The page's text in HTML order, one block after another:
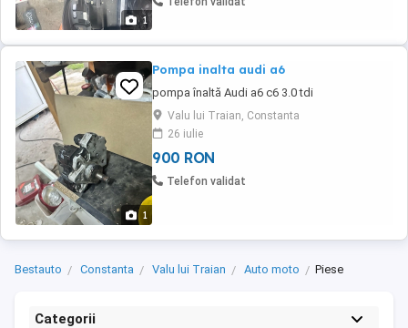
1
1
Pompa inalta audi a6
pompa înaltă Audi a6 c6 3.0 tdi
Valu lui Traian, Constanta
26 iulie
900 RON
Telefon validat
Bestauto Constanta Valu lui Traian Auto moto Piese
Categorii